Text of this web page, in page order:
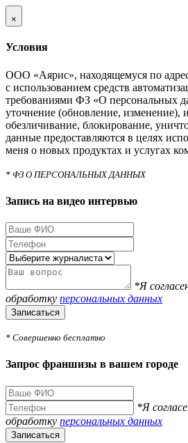
×
Условия
ООО «Аярис», находящемуся по
с использованием средств
требованиями ФЗ «О персональных
уточнение (обновление, изменение),
обезличивание, блокирование,
данные предоставляются в целях
меня о новых продуктах и услугах
* ФЗ О ПЕРСОНАЛЬНЫХ ДАННЫХ
Запись на видео интервью
*Я
обработку персональных данных
Записаться
* Совершенно бесплатно
Запрос франшизы в вашем городе
*Я
обработку персональных данных
Записаться